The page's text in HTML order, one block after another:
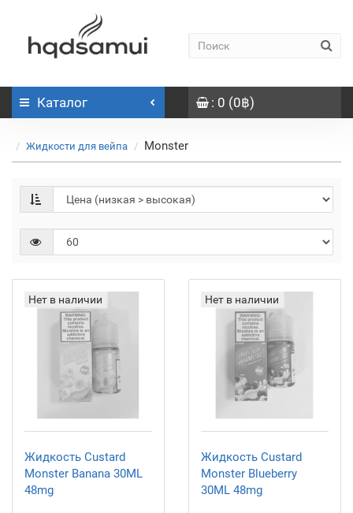
Каталог : 0 (0฿)
Жидкости для вейпа Monster
Нет в наличии
Жидкость Custard
Monster Banana 30ML
48mg
Нет в наличии
Жидкость Custard
Monster Blueberry
30ML 48mg